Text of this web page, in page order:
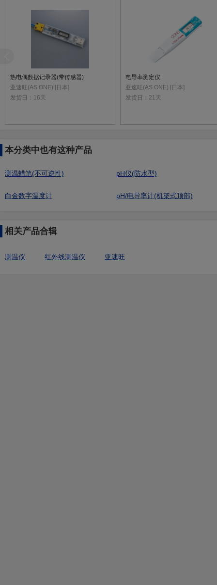
热电偶数据记录器(带传感器)
亚速旺(AS ONE) [日本]
发货日： 16天
电导率测定仪
亚速旺(AS ONE) [日本]
发货日： 21天
本分类中也有这种产品
测温蜡笔(不可逆性) pH仪(防水型)
白金数字温度计 pH/电导率计(机架式顶部)
相关产品合辑
测温仪 红外线测温仪 亚速旺